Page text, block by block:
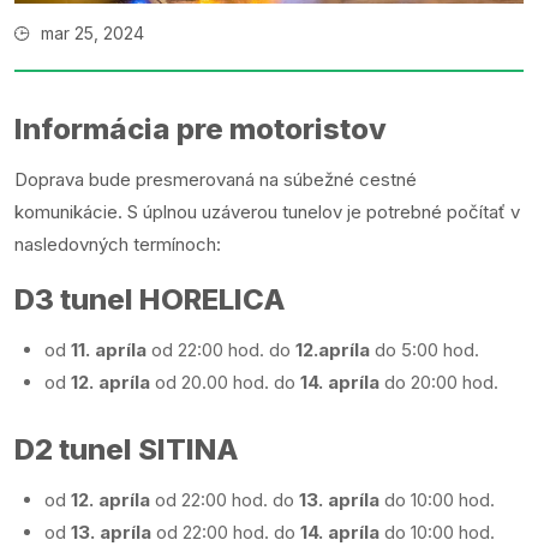
mar 25, 2024
Informácia pre motoristov
Doprava bude presmerovaná na súbežné cestné
komunikácie. S úplnou uzáverou tunelov je potrebné počítať v
nasledovných termínoch:
D3 tunel HORELICA
od 11. apríla od 22:00 hod. do 12.apríla do 5:00 hod.
od 12. apríla od 20.00 hod. do 14. apríla do 20:00 hod.
D2 tunel SITINA
od 12. apríla od 22:00 hod. do 13. apríla do 10:00 hod.
od 13. apríla od 22:00 hod. do 14. apríla do 10:00 hod.